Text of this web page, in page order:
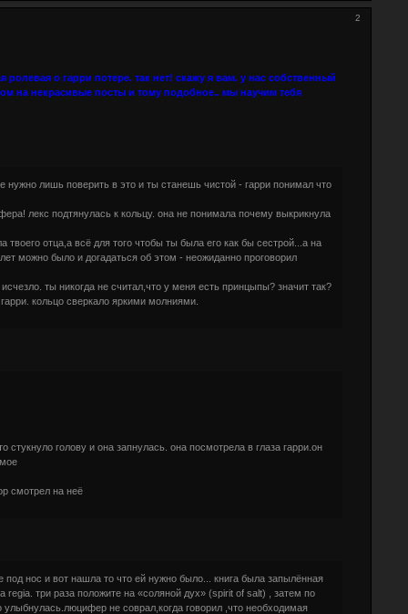
2
ролевая о гарри потере. так нет! скажу я вам. у нас собственный
на некрасивые посты и тому подобное.. мы научим тебя
лишь поверить в это и ты станешь чистой - гарри понимал что
лекс подтянулась к кольцу. она не понимала почему выкрикнула
отца,а всё для того чтобы ты была его как бы сестрой...а на
можно было и догадаться об этом - неожиданно проговорил
ты никогда не считал,что у меня есть принцыпы? значит так?
кольцо сверкало яркими молниями.
голову и она запнулась. она посмотрела в глаза гарри.он
смотрел на неё
нос и вот нашла то что ей нужно было... книга была запылённая
regia. три раза положите на «соляной дух» (spirit of salt) , затем по
не соврал,когда говорил ,что необходимая